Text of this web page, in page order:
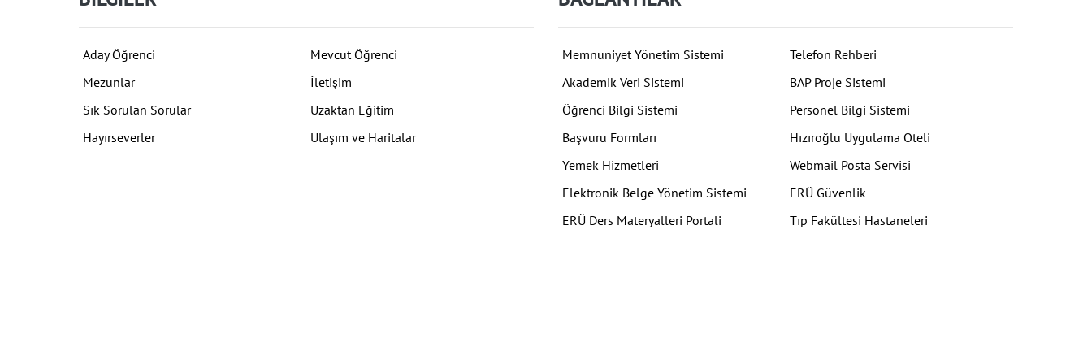
Aday Öğrenci
Mevcut Öğrenci
Mezunlar
İletişim
Sık Sorulan Sorular
Uzaktan Eğitim
Hayırseverler
Ulaşım ve Haritalar
Memnuniyet Yönetim Sistemi
Telefon Rehberi
Akademik Veri Sistemi
BAP Proje Sistemi
Öğrenci Bilgi Sistemi
Personel Bilgi Sistemi
Başvuru Formları
Hızıroğlu Uygulama Oteli
Yemek Hizmetleri
Webmail Posta Servisi
Elektronik Belge Yönetim Sistemi
ERÜ Güvenlik
ERÜ Ders Materyalleri Portali
Tıp Fakültesi Hastaneleri